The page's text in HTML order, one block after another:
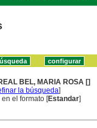
BEL, MARIA ROSA []
la búsqueda]
en el formato [Estandar]